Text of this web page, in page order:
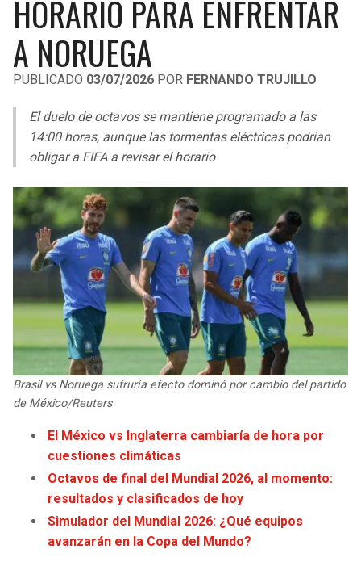
LIGA DE EXPANSIÓN MX
LEAGUES CUP
UEFA EUROPA LEAGUE
UEFA CONFERENCE LEAGUE
MLS
COPA LIBERTADORES
COPA SUDAMERICANA
LIGA BETPLAY
OTRAS LIGAS
RAIDERS
CHARGERS
RAVENS
BENGALS
BROWNS
STEELERS
TEXANS
COLTS
JAGUARS
COWBOYS
GIANTS
EAGLES
CAVALIERS
PISTONS
PACERS
BUCKS
HAWKS
HORNETS
HEAT
MAGIC
WIZARDS
CLIPPERS
LAKERS
SUNS
HORARIO PARA ENFRENTAR
A NORUEGA
PUBLICADO 03/07/2026 POR FERNANDO TRUJILLO
El duelo de octavos se mantiene programado a las
14:00 horas, aunque las tormentas eléctricas podrían
obligar a FIFA a revisar el horario
Brasil vs Noruega sufruría efecto dominó por cambio del partido
de México/Reuters
El México vs Inglaterra cambiaría de hora por
cuestiones climáticas
Octavos de final del Mundial 2026, al momento:
resultados y clasificados de hoy
Simulador del Mundial 2026: ¿Qué equipos
avanzarán en la Copa del Mundo?